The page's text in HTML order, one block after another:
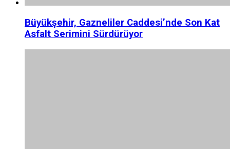
Büyükşehir, Gazneliler Caddesi’nde Son Kat
Asfalt Serimini Sürdürüyor